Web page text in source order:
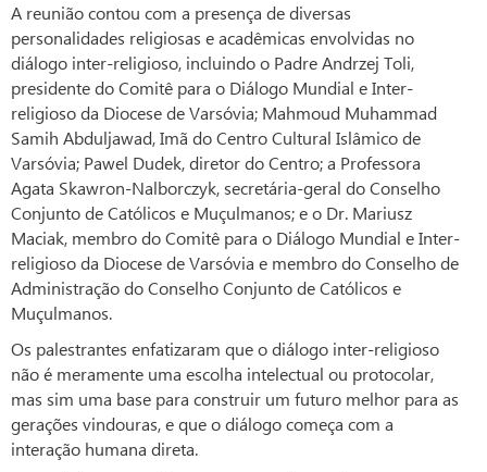
A reunião contou com a presença de diversas
personalidades religiosas e acadêmicas envolvidas no
diálogo inter-religioso, incluindo o Padre Andrzej Toli,
presidente do Comitê para o Diálogo Mundial e Inter-
religioso da Diocese de Varsóvia; Mahmoud Muhammad
Samih Abduljawad, Imã do Centro Cultural Islâmico de
Varsóvia; Pawel Dudek, diretor do Centro; a Professora
Agata Skawron-Nalborczyk, secretária-geral do Conselho
Conjunto de Católicos e Muçulmanos; e o Dr. Mariusz
Maciak, membro do Comitê para o Diálogo Mundial e Inter-
religioso da Diocese de Varsóvia e membro do Conselho de
Administração do Conselho Conjunto de Católicos e
Muçulmanos.
Os palestrantes enfatizaram que o diálogo inter-religioso
não é meramente uma escolha intelectual ou protocolar,
mas sim uma base para construir um futuro melhor para as
gerações vindouras, e que o diálogo começa com a
interação humana direta.